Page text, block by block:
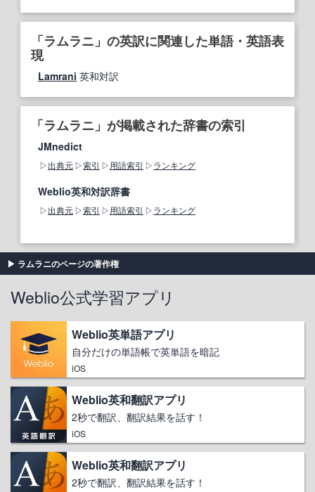
「ラムラニ」の英訳に関連した単語・英語表
現
Lamrani 英和対訳
「ラムラニ」が掲載された辞書の索引
JMnedict
出典元 索引 用語索引 ランキング
Weblio英和対訳辞書
出典元 索引 用語索引 ランキング
ラムラニのページの著作権
Weblio公式学習アプリ
Weblio英単語アプリ
自分だけの単語帳で英単語を暗記
iOS
Weblio英和翻訳アプリ
2秒で翻訳、翻訳結果を話す！
iOS
Weblio英和翻訳アプリ
2秒で翻訳、翻訳結果を話す！